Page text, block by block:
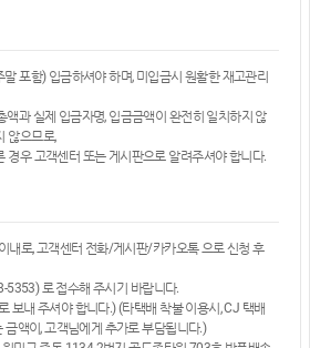
포함) 입금하셔야 하며, 미입금시 원활한 재고관리
액과 실제 입금자명, 입금금액이 완전히 일치하지 않
않으므로,
경우 고객센터 또는 게시판으로 알려주셔야 합니다.
내로, 고객센터 전화/게시판/카카오톡 으로 신청 후
로 접수해 주시기 바랍니다.
보내 주셔야 합니다.) (타택배 착불 이용시, CJ 택배
액이, 고객님에게 추가로 부담됩니다.)